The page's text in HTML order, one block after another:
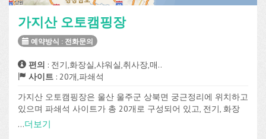
가지산 오토캠핑장
예약방식 : 전화문의
편의 : 전기,화장실,샤워실,취사장,매..
사이트 : 20개,파쇄석
가지산 오토캠핑장은 울산 울주군 상북면 궁근정리에 위치하고
있으며 파쇄석 사이트가 총 20개로 구성되어 있고, 전기, 화장
실, 샤워실, 취사장, 매점 등의 편의시설을 이용할 수 있습니다.
...더보기